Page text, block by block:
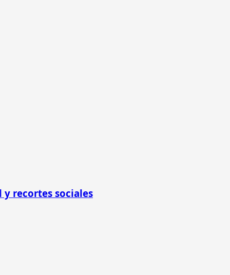
y recortes sociales